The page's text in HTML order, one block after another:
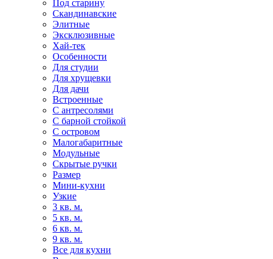
Под старину
Скандинавские
Элитные
Эксклюзивные
Хай-тек
Особенности
Для студии
Для хрущевки
Для дачи
Встроенные
С антресолями
С барной стойкой
С островом
Малогабаритные
Модульные
Скрытые ручки
Размер
Мини-кухни
Узкие
3 кв. м.
5 кв. м.
6 кв. м.
9 кв. м.
Все для кухни